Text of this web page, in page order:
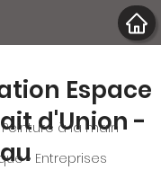
à la main
• Entreprises
Espace
d'Union -